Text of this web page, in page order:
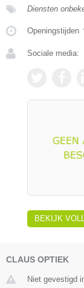
Diensten
Openingstijden
Sociale media:
BEKIJK
CLAUS OPTIEK
Niet gevestigd